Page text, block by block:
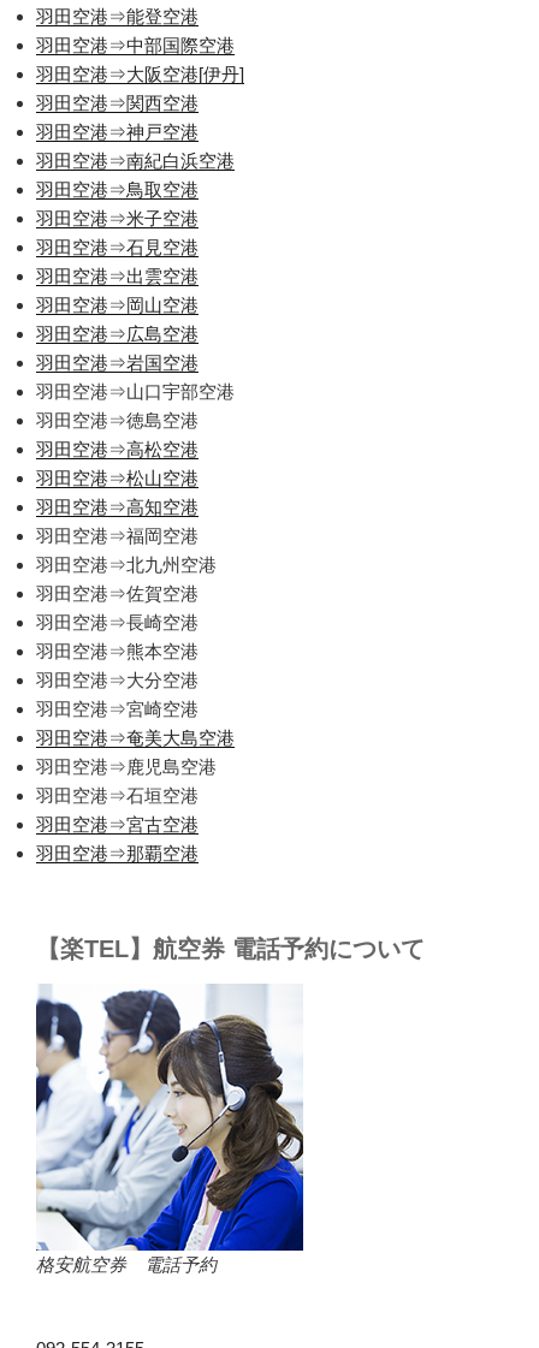
羽田空港⇒能登空港
羽田空港⇒中部国際空港
羽田空港⇒大阪空港[伊丹]
羽田空港⇒関西空港
羽田空港⇒神戸空港
羽田空港⇒南紀白浜空港
羽田空港⇒鳥取空港
羽田空港⇒米子空港
羽田空港⇒石見空港
羽田空港⇒出雲空港
羽田空港⇒岡山空港
羽田空港⇒広島空港
羽田空港⇒岩国空港
羽田空港⇒山口宇部空港
羽田空港⇒徳島空港
羽田空港⇒高松空港
羽田空港⇒松山空港
羽田空港⇒高知空港
羽田空港⇒福岡空港
羽田空港⇒北九州空港
羽田空港⇒佐賀空港
羽田空港⇒長崎空港
羽田空港⇒熊本空港
羽田空港⇒大分空港
羽田空港⇒宮崎空港
羽田空港⇒奄美大島空港
羽田空港⇒鹿児島空港
羽田空港⇒石垣空港
羽田空港⇒宮古空港
羽田空港⇒那覇空港
【楽TEL】航空券 電話予約について
格安航空券 電話予約